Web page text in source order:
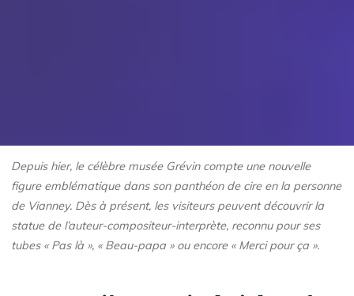
Depuis hier, le célèbre musée Grévin compte une nouvelle
figure emblématique dans son panthéon de cire en la personne
de Vianney. Dès à présent, les visiteurs peuvent découvrir la
statue de l’auteur-compositeur-interprète, reconnu pour ses
tubes « Pas là », « Beau-papa » ou encore « Merci pour ça ».